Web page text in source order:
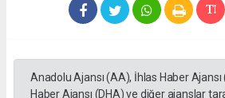
Anadolu Ajansı (AA), İhlas Haber
Haber Ajansı (DHA) ve diğer ajanslar